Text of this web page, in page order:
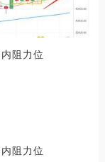
阻力位
阻力位